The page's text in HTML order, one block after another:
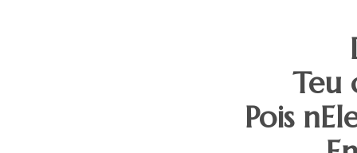
Teu
Pois